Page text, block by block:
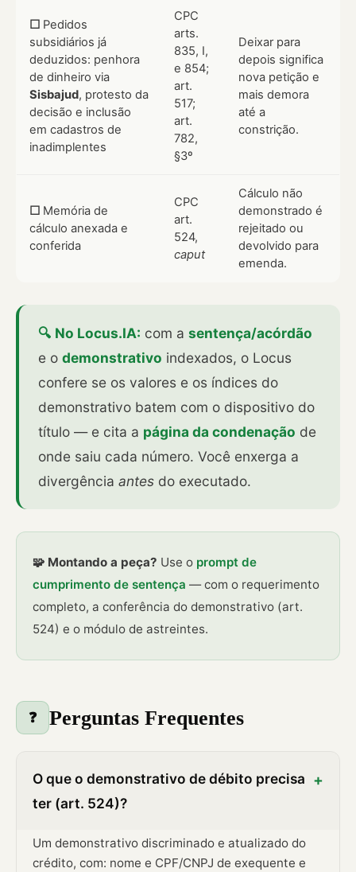
☐ Pedidos
subsidiários já
deduzidos: penhora
de dinheiro via
Sisbajud, protesto da
decisão e inclusão
em cadastros de
inadimplentes
CPC
arts.
835, I,
e 854;
art.
517;
art.
782,
§3º
Deixar para
depois significa
nova petição e
mais demora
até a
constrição.
☐ Memória de
cálculo anexada e
conferida
CPC
art.
524,
caput
Cálculo não
demonstrado é
rejeitado ou
devolvido para
emenda.
🔍 No Locus.IA: com a sentença/acórdão
e o demonstrativo indexados, o Locus
confere se os valores e os índices do
demonstrativo batem com o dispositivo do
título — e cita a página da condenação de
onde saiu cada número. Você enxerga a
divergência antes do executado.
🧩 Montando a peça? Use o prompt de
cumprimento de sentença — com o requerimento
completo, a conferência do demonstrativo (art.
524) e o módulo de astreintes.
❓ Perguntas Frequentes
O que o demonstrativo de débito precisa
ter (art. 524)?
+
Um demonstrativo discriminado e atualizado do
crédito, com: nome e CPF/CNPJ de exequente e